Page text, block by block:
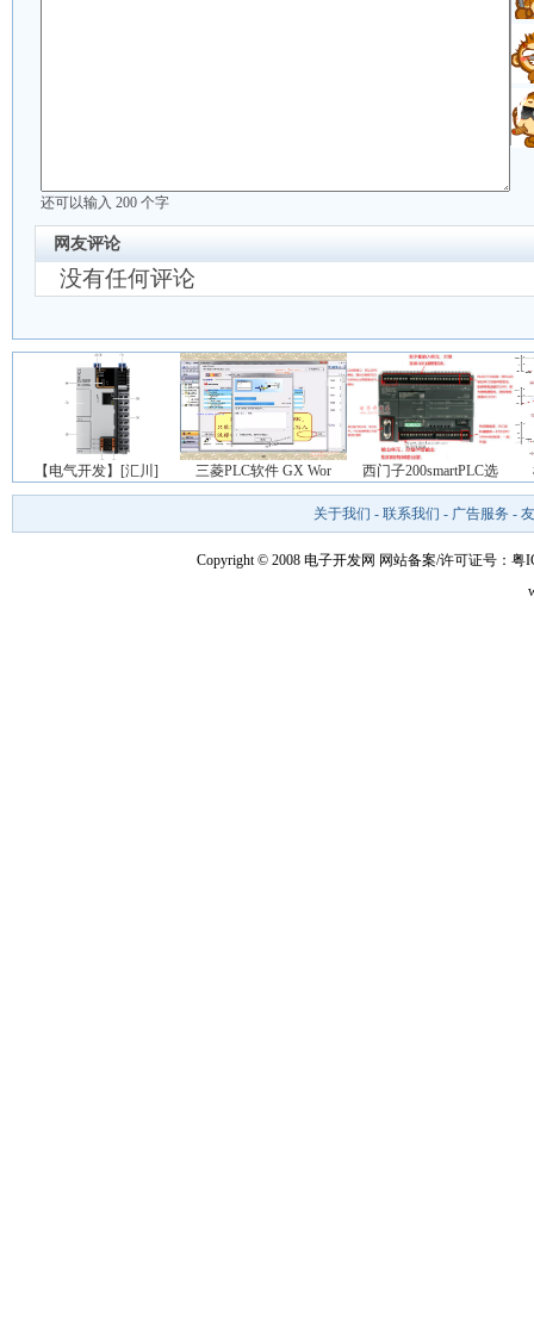
还可以输入 200 个字
网友评论
没有任何评论
【电气开发】[汇川] 三菱PLC软件 GX Wor 西门子200smartPLC选
关于我们 - 联系我们 - 广告服务 -
Copyright © 2008 电子开发网 网站备案/许可证号：粤